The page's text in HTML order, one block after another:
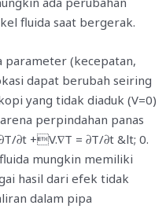
fluida saat bergerak.
parameter (kecepatan,
dapat berubah seiring
yang tidak diaduk (V=0)
perpindahan panas
𝜕t +V.∇T = 𝜕T/𝜕t &lt; 0.
mungkin memiliki
hasil dari efek tidak
dalam pipa